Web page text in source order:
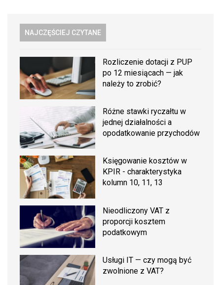
NAJCZĘŚCIEJ CZYTANE
Rozliczenie dotacji z PUP
po 12 miesiącach — jak
należy to zrobić?
Różne stawki ryczałtu w
jednej działalności a
opodatkowanie przychodów
Księgowanie kosztów w
KPIR - charakterystyka
kolumn 10, 11, 13
Nieodliczony VAT z
proporcji kosztem
podatkowym
Usługi IT — czy mogą być
zwolnione z VAT?